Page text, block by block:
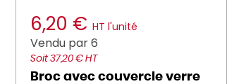
6,20 € HT l'unité
Vendu par 6
Soit 37,20 € HT
Broc avec couvercle verre